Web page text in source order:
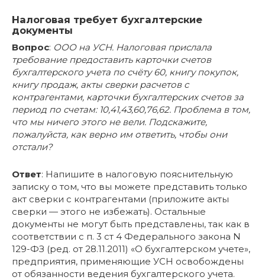
Налоговая требует бухгалтерские
документы
Вопрос: ООО на УСН. Налоговая прислала
требование предоставить карточки счетов
бухгалтерского учета по счёту 60, книгу покупок,
книгу продаж, акты сверки расчетов с
контрагентами, карточки бухгалтерских счетов за
период по счетам: 10,41,43,60,76,62. Проблема в том,
что мы ничего этого не вели. Подскажите,
пожалуйста, как верно им ответить, чтобы они
отстали?
Ответ: Напишите в налоговую пояснительную
записку о том, что вы можете представить только
акт сверки с контрагентами (приложите акты
сверки — этого не избежать). Остальные
документы не могут быть представлены, так как в
соответствии с п. 3 ст 4 Федерального закона N
129-ФЗ (ред. от 28.11.2011) «О бухгалтерском учете»,
предприятия, применяющие УСН освобождены
от обязанности ведения бухгалтерского учета.